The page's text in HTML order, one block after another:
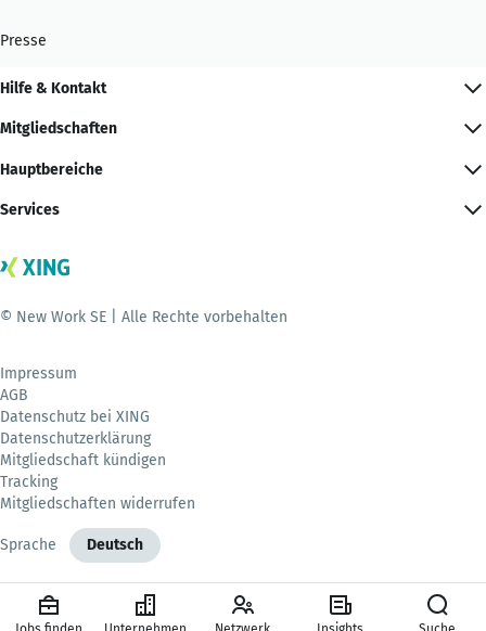
Presse
Hilfe & Kontakt
Mitgliedschaften
Hauptbereiche
Services
© New Work SE | Alle Rechte vorbehalten
Impressum
AGB
Datenschutz bei XING
Datenschutzerklärung
Mitgliedschaft kündigen
Tracking
Mitgliedschaften widerrufen
Sprache Deutsch